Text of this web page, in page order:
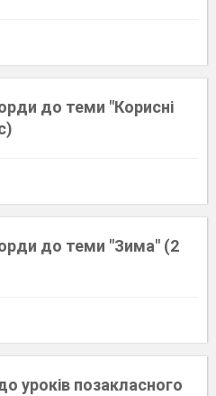
до теми "Корисні
до теми "Зима" (2
уроків позакласного